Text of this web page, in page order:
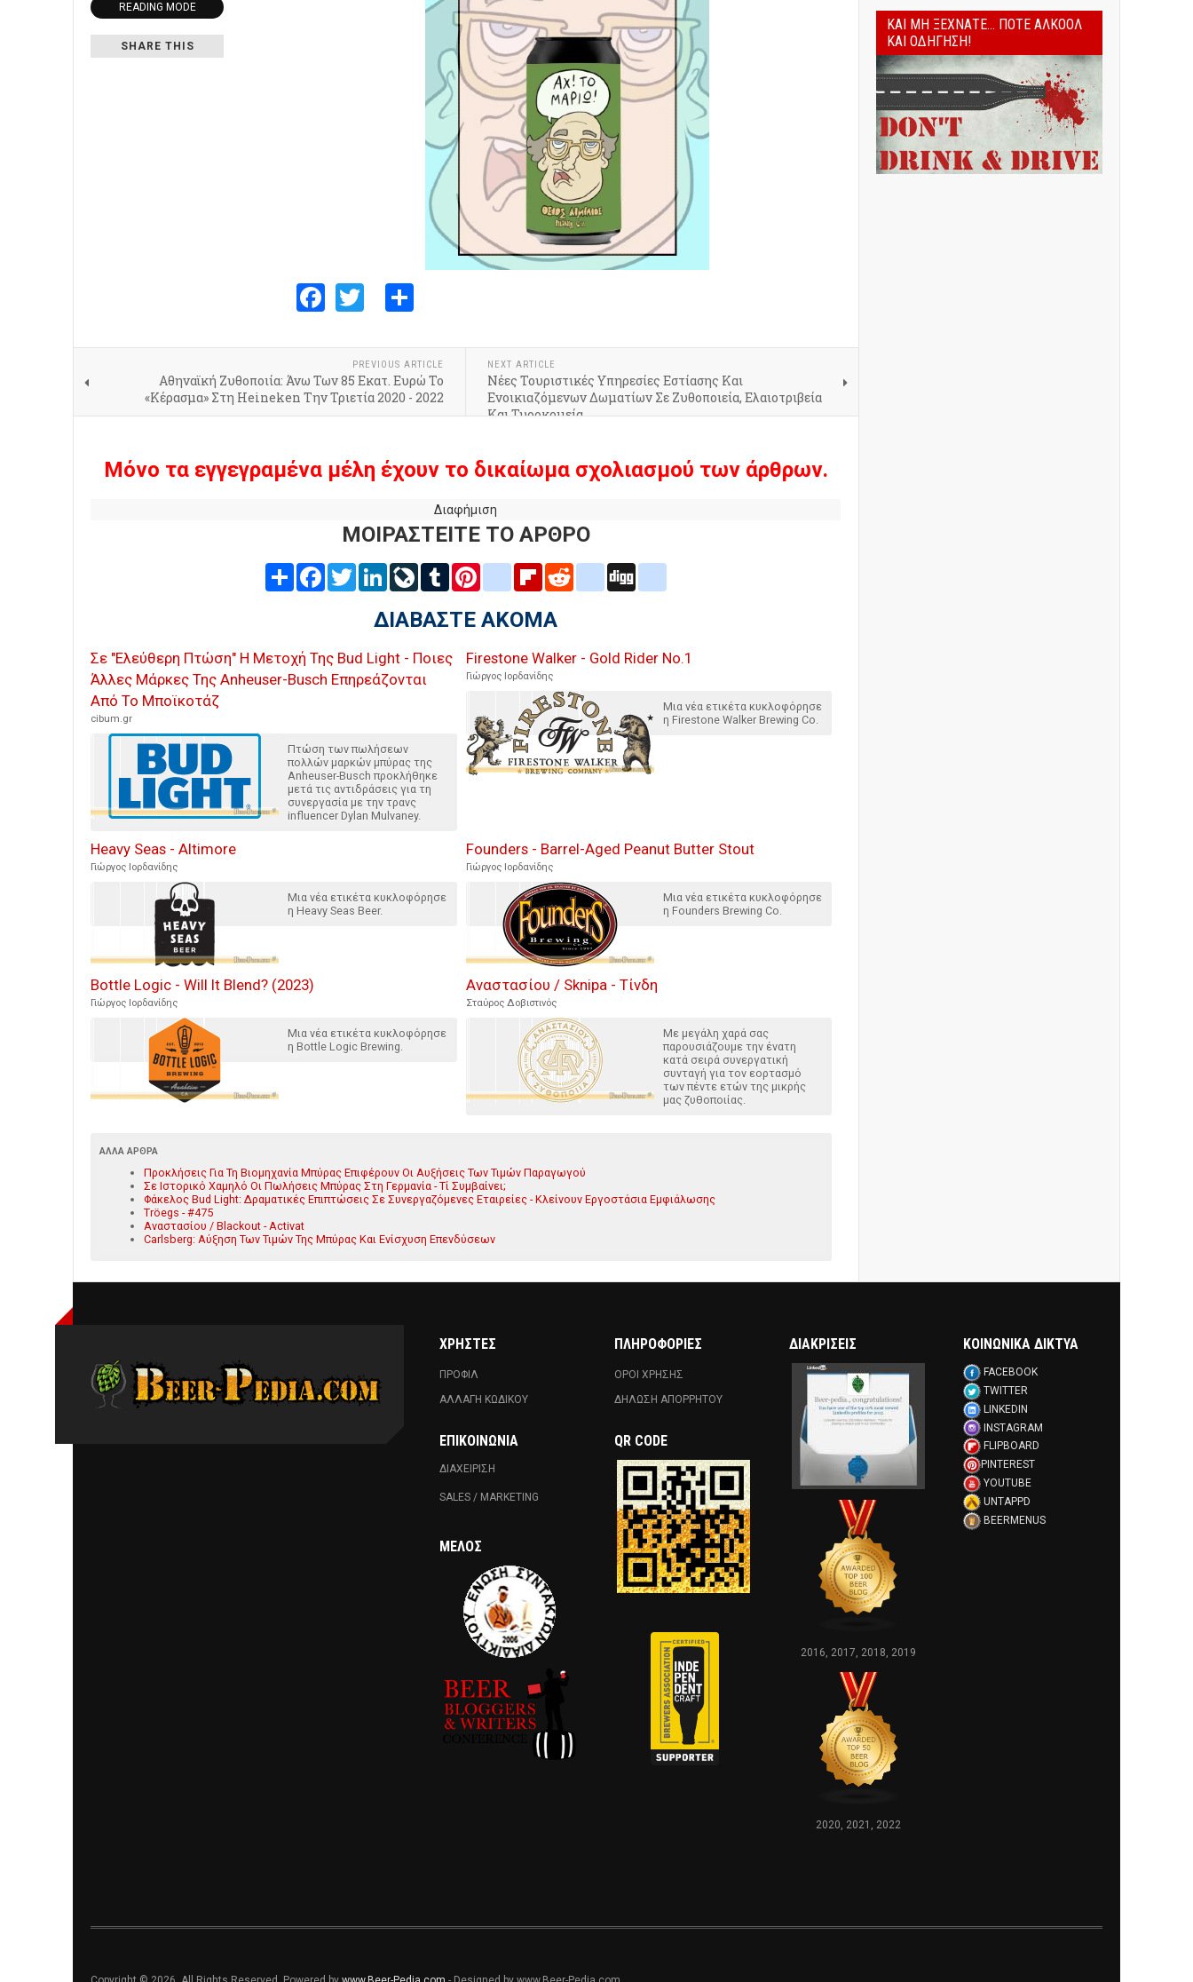
READING MODE
SHARE THIS
Facebook
Twitter
PREVIOUS ARTICLE
Αθηναϊκή Ζυθοποιία: Άνω Των 85 Εκατ. Ευρώ Το
«Κέρασμα» Στη Heineken Την Τριετία 2020 - 2022
NEXT ARTICLE
Νέες Τουριστικές Υπηρεσίες Εστίασης Και
Ενοικιαζόμενων Δωματίων Σε Ζυθοποιεία, Ελαιοτριβεία
Και Τυροκομεία
Μόνο τα εγγεγραμένα μέλη έχουν το δικαίωμα σχολιασμού των άρθρων.
Διαφήμιση
ΜΟΙΡΑΣΤΕΙΤΕ ΤΟ ΑΡΘΡΟ
Share FacebookTwitterLinkedInLiveJournal
Tumblr Pinterestblogger_post
FlipboardRedditdelicious
ΔΙΑΒΑΣΤΕ ΑΚΟΜΑ
Σε "Ελεύθερη Πτώση" Η Μετοχή Της Bud Light - Ποιες
Άλλες Μάρκες Της Anheuser-Busch Επηρεάζονται
Από Το Μποϊκοτάζ
cibum.gr
Πτώση των πωλήσεων
πολλών μαρκών μπύρας της
Anheuser-Busch προκλήθηκε
μετά τις αντιδράσεις για τη
συνεργασία με την τρανς
influencer Dylan Mulvaney.
Firestone Walker - Gold Rider Νο.1
Γιώργος Ιορδανίδης
Μια νέα ετικέτα κυκλοφόρησε
η Firestone Walker Brewing Co.
Heavy Seas - Altimore
Γιώργος Ιορδανίδης
Μια νέα ετικέτα κυκλοφόρησε
η Heavy Seas Beer.
Founders - Barrel-Aged Peanut Butter Stout
Γιώργος Ιορδανίδης
Μια νέα ετικέτα κυκλοφόρησε
η Founders Brewing Co.
Bottle Logic - Will It Blend? (2023)
Γιώργος Ιορδανίδης
Μια νέα ετικέτα κυκλοφόρησε
η Bottle Logic Brewing.
Αναστασίου / Sknipa - Τίνδη
Σταύρος Δοβιστινός
Με μεγάλη χαρά σας
παρουσιάζουμε την ένατη
κατά σειρά συνεργατική
συνταγή για τον εορτασμό
των πέντε ετών της μικρής
μας ζυθοποιίας.
ΆΛΛΑ ΆΡΘΡΑ
Προκλήσεις Για Τη Βιομηχανία Μπύρας Επιφέρουν Οι Αυξήσεις Των Τιμών Παραγωγού
Σε Ιστορικό Χαμηλό Οι Πωλήσεις Μπύρας Στη Γερμανία - Τί Συμβαίνει;
Φάκελος Bud Light: Δραματικές Επιπτώσεις Σε Συνεργαζόμενες Εταιρείες - Κλείνουν Εργοστάσια Εμφιάλωσης
Tröegs - #475
Αναστασίου / Blackout - Activat
Carlsberg: Αύξηση Των Τιμών Της Μπύρας Και Ενίσχυση Επενδύσεων
ΚΑΙ ΜΗ ΞΕΧΝΆΤΕ... ΠΟΤΈ ΑΛΚΟΌΛ
ΚΑΙ ΟΔΉΓΗΣΗ!
ΧΡΗΣΤΕΣ
ΠΡΟΦΙΛ
ΑΛΛΑΓΗ ΚΩΔΙΚΟΥ
ΕΠΙΚΟΙΝΩΝΊΑ
ΔΙΑΧΕΙΡΙΣΗ
SALES / MARKETING
ΜΈΛΟΣ
ΠΛΗΡΟΦΟΡΙΕΣ
ΟΡΟΙ ΧΡΗΣΗΣ
ΔΗΛΩΣΗ ΑΠΟΡΡΗΤΟΥ
QR CODE
ΔΙΑΚΡΊΣΕΙΣ
2016, 2017, 2018, 2019
2020, 2021, 2022
ΚΟΙΝΩΝΙΚΑ ΔΙΚΤΥΑ
FACEBOOK
TWITTER
LINKEDIN
INSTAGRAM
FLIPBOARD
PINTEREST
YOUTUBE
UNTAPPD
BEERMENUS